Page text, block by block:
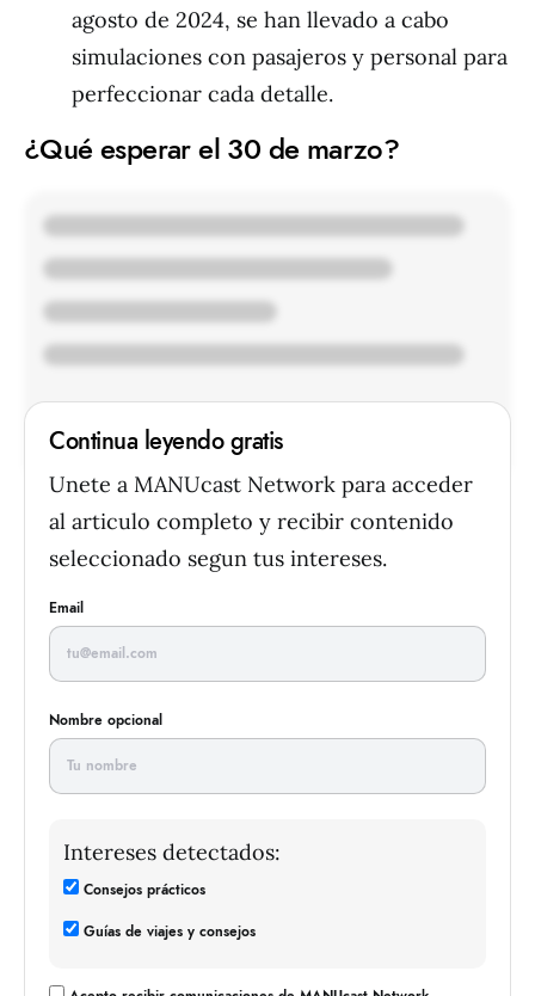
agosto de 2024, se han llevado a cabo
simulaciones con pasajeros y personal para
perfeccionar cada detalle.
¿Qué esperar el 30 de marzo?
Continua leyendo gratis
Unete a MANUcast Network para acceder
al articulo completo y recibir contenido
seleccionado segun tus intereses.
Email
Nombre opcional
Intereses detectados:
Consejos prácticos
Guías de viajes y consejos